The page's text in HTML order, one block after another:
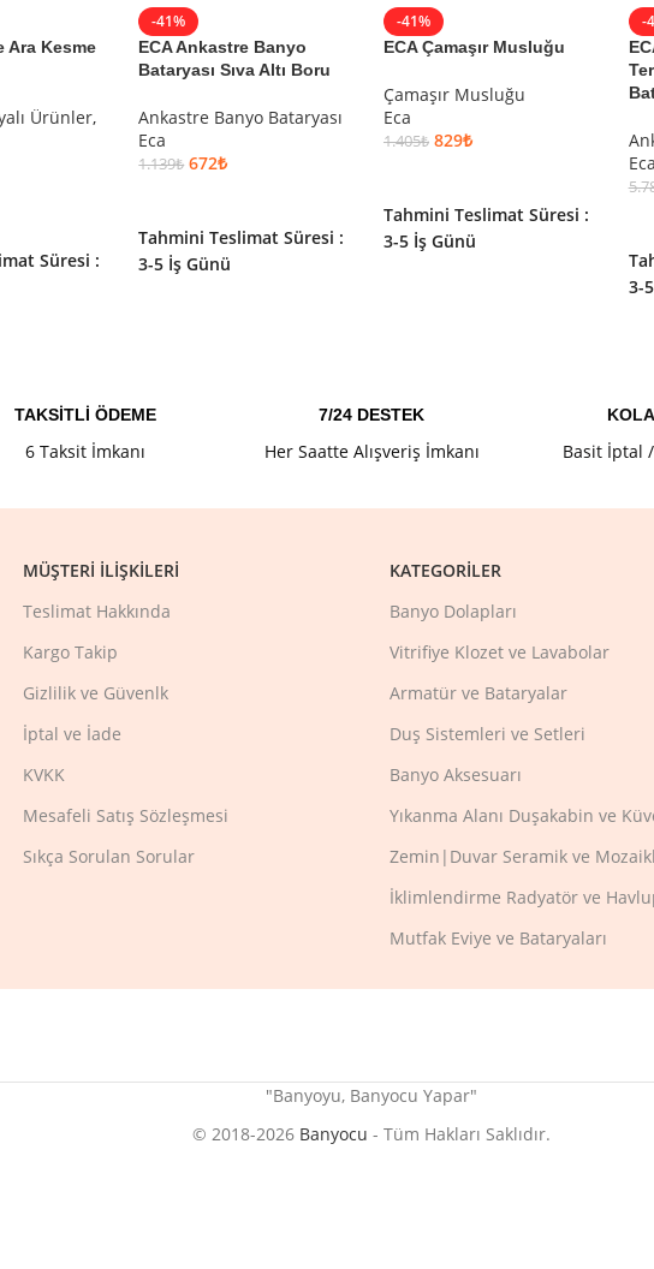
Ara Kesme
Ürünler,
Süresi :
-41%
ECA Ankastre Banyo
Bataryası Sıva Altı Boru
Ankastre Banyo Bataryası
Eca
1.139₺ 672₺
Tahmini Teslimat Süresi :
3-5 İş Günü
-41%
ECA Çamaşır Musluğu
Çamaşır Musluğu
Eca
1.405₺ 829₺
Tahmini Teslimat Süresi :
3-5 İş Günü
-
Eca
3-
TAKSİTLİ ÖDEME
6 Taksit İmkanı
7/24 DESTEK
Her Saatte Alışveriş İmkanı Basit İptal
MÜŞTERI İLIŞKILERI
Teslimat Hakkında
Kargo Takip
Gizlilik ve Güvenlk
İptal ve İade
KVKK
Mesafeli Satış Sözleşmesi
Sıkça Sorulan Sorular
KATEGORILER
Banyo Dolapları
Vitrifiye Klozet ve Lavabolar
Armatür ve Bataryalar
Duş Sistemleri ve Setleri
Banyo Aksesuarı
Yıkanma Alanı Duşakabin ve
Zemin|Duvar Seramik ve
İklimlendirme Radyatör ve
Mutfak Eviye ve Bataryaları
"Banyoyu, Banyocu Yapar"
© 2018-2026 Banyocu - Tüm Hakları Saklıdır.